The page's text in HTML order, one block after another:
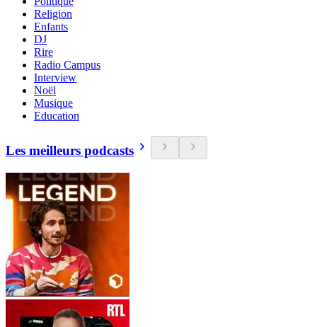
Religion
Enfants
DJ
Rire
Radio Campus
Interview
Noël
Musique
Education
Les meilleurs podcasts